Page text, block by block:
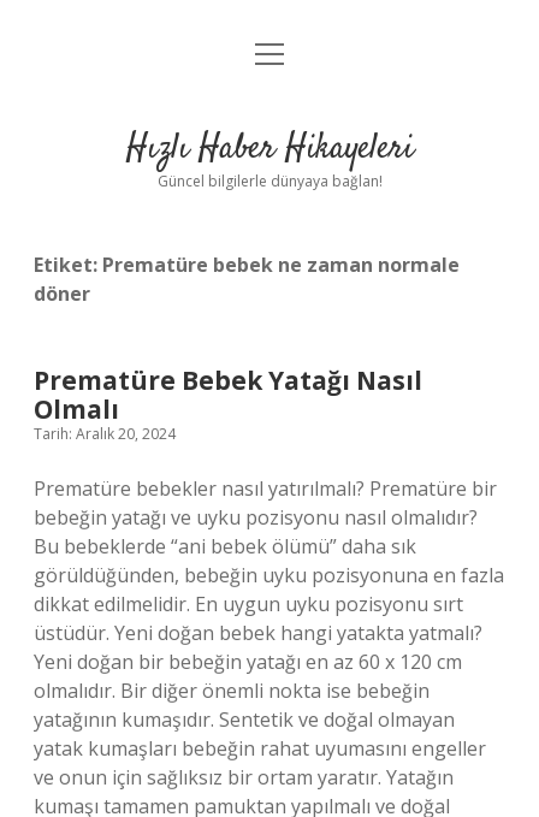
Anasayfa
Yasal Uyarı
menüyü
Hızlı Haber Hikayeleri
Güncel bilgilerle dünyaya bağlan!
Etiket: Prematüre bebek ne zaman normale
döner
Prematüre Bebek Yatağı Nasıl
Olmalı
Tarih: Aralık 20, 2024
Prematüre bebekler nasıl yatırılmalı? Prematüre bir
bebeğin yatağı ve uyku pozisyonu nasıl olmalıdır?
Bu bebeklerde “ani bebek ölümü” daha sık
görüldüğünden, bebeğin uyku pozisyonuna en fazla
dikkat edilmelidir. En uygun uyku pozisyonu sırt
üstüdür. Yeni doğan bebek hangi yatakta yatmalı?
Yeni doğan bir bebeğin yatağı en az 60 x 120 cm
olmalıdır. Bir diğer önemli nokta ise bebeğin
yatağının kumaşıdır. Sentetik ve doğal olmayan
yatak kumaşları bebeğin rahat uyumasını engeller
ve onun için sağlıksız bir ortam yaratır. Yatağın
kumaşı tamamen pamuktan yapılmalı ve doğal